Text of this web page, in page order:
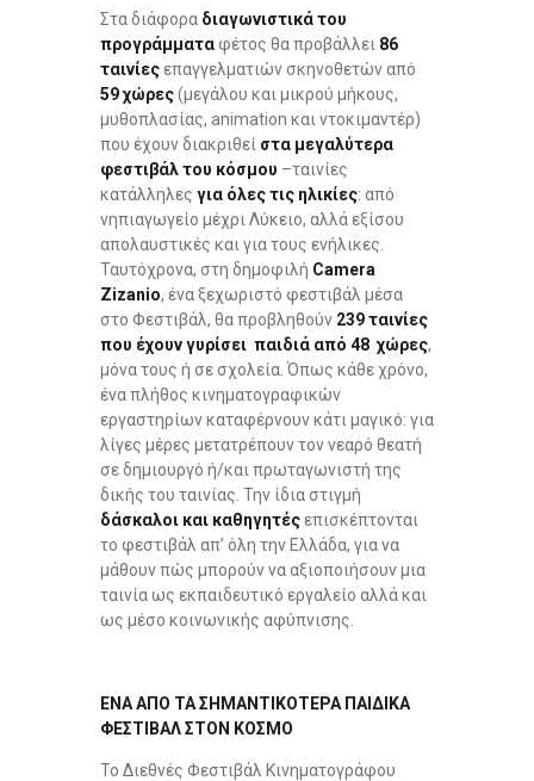
Στα διάφορα διαγωνιστικά του
προγράμματαφέτος θα προβάλλει 86
ταινίες επαγγελματιών σκηνοθετών από
59 χώρες(μεγάλου και μικρού μήκους,
μυθοπλασίας, animation και ντοκιμαντέρ)
που έχουν διακριθεί στα μεγαλύτερα
φεστιβάλ του κόσμου –ταινίες
κατάλληλες για όλες τις ηλικίες: από
νηπιαγωγείο μέχρι Λύκειο, αλλά εξίσου
απολαυστικές και για τους ενήλικες.
Ταυτόχρονα, στη δημοφιλή Camera
Zizanio, ένα ξεχωριστό φεστιβάλ μέσα
στο Φεστιβάλ, θα προβληθούν 239 ταινίες
που έχουν γυρίσει παιδιά από 48 χώρες,
μόνα τους ή σε σχολεία. Όπως κάθε χρόνο,
ένα πλήθος κινηματογραφικών
εργαστηρίων καταφέρνουν κάτι μαγικό: για
λίγες μέρες μετατρέπουν τον νεαρό θεατή
σε δημιουργό ή/και πρωταγωνιστή της
δικής του ταινίας. Την ίδια στιγμή
δάσκαλοι και καθηγητές επισκέπτονται
το φεστιβάλ απ’ όλη την Ελλάδα, για να
μάθουν πώς μπορούν να αξιοποιήσουν μια
ταινία ως εκπαιδευτικό εργαλείο αλλά και
ως μέσο κοινωνικής αφύπνισης.
ΕΝΑ ΑΠΟ ΤΑ ΣΗΜΑΝΤΙΚΟΤΕΡΑ ΠΑΙΔΙΚΑ
ΦΕΣΤΙΒΑΛ ΣΤΟΝ ΚΟΣΜΟ
Το Διεθνές Φεστιβάλ Κινηματογράφου